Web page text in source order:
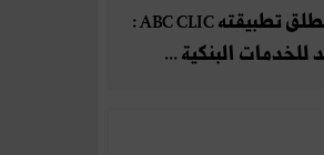
بنك ABC يطلق تطبيقته ABC CLIC :
البنكية ...